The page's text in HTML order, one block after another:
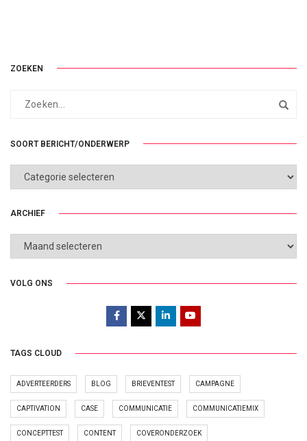
ZOEKEN
SOORT BERICHT/ONDERWERP
SOORT
BERICHT/ONDERWERP
ARCHIEF
ARCHIEF
VOLG ONS
TAGS CLOUD
ADVERTEERDERS BLOG BRIEVENTEST CAMPAGNE
CAPTIVATION CASE COMMUNICATIE COMMUNICATIEMIX
CONCEPTTEST CONTENT COVERONDERZOEK